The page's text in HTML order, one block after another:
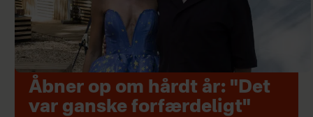
Åbner op om hårdt år: "Det
var ganske forfærdeligt"